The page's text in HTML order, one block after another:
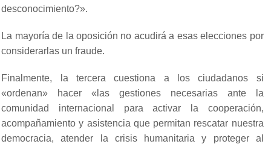
desconocimiento?».
La mayoría de la oposición no acudirá a esas elecciones por
considerarlas un fraude.
Finalmente, la tercera cuestiona a los ciudadanos si
«ordenan» hacer «las gestiones necesarias ante la
comunidad internacional para activar la cooperación,
acompañamiento y asistencia que permitan rescatar nuestra
democracia, atender la crisis humanitaria y proteger al